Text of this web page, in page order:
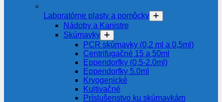
Laboratórne plasty a pomôcky
Nádoby a Kanistre
Skúmavky
PCR skúmavky (0,2 ml a 0,5ml)
Centrifugačné 15 a 50ml
Eppendorfky (0,5-2.0ml)
Eppendorfky 5.0ml
Kryogenické
Kultivačné
Príslušenstvo ku skúmavkám